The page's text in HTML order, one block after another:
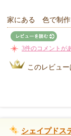
家にある 色で制作
3件のコメントが
このレビュー
シェイプドス